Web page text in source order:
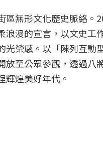
區無形文化歷史脈絡。
浪漫的宣言，以文史工
光榮感。以「陳列互動
放至公眾參觀，透過八
煌美好年代。